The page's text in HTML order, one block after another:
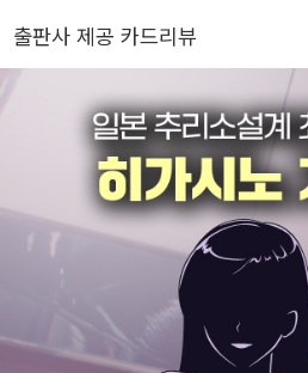
출판사 제공 카드리뷰